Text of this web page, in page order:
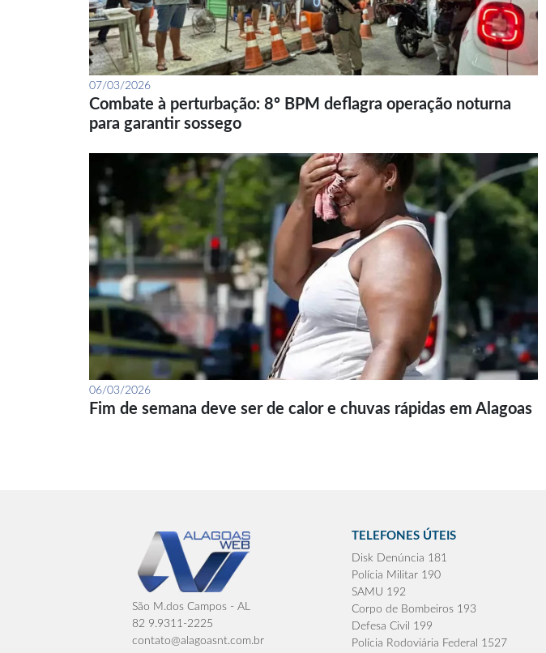
07/03/2026
Combate à perturbação: 8º BPM deflagra operação noturna
para garantir sossego
06/03/2026
Fim de semana deve ser de calor e chuvas rápidas em Alagoas
São M.dos Campos - AL
82 9.9311-2225
contato@alagoasnt.com.br
TELEFONES ÚTEIS
Disk Denúncia 181
Polícia Militar 190
SAMU 192
Corpo de Bombeiros 193
Defesa Civil 199
Polícia Rodoviária Federal 1527